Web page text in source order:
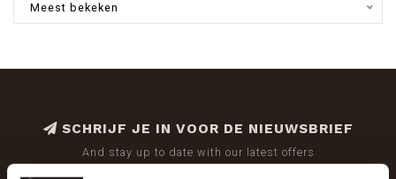
Meest bekeken
SCHRIJF JE IN VOOR DE NIEUWSBRIEF
And stay up to date with our latest offers